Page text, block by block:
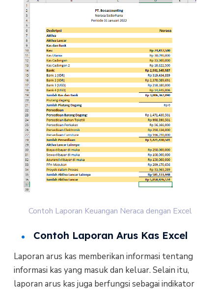
Contoh Laporan Keuangan Neraca dengan Excel
Contoh Laporan Arus Kas Excel
Laporan arus kas memberikan informasi tentang
informasi kas yang masuk dan keluar. Selain itu,
laporan arus kas juga berfungsi sebagai indikator